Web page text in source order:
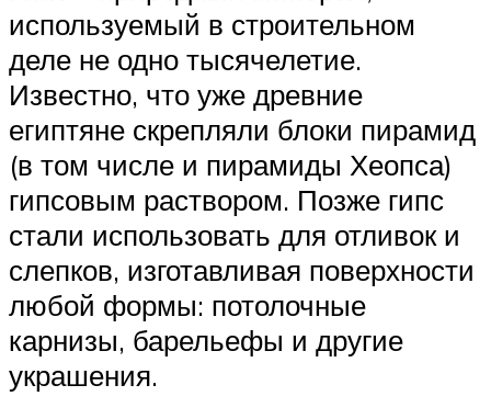
используемый в строительном
деле не одно тысячелетие.
Известно, что уже древние
египтяне скрепляли блоки пирамид
(в том числе и пирамиды Хеопса)
гипсовым раствором. Позже гипс
стали использовать для отливок и
слепков, изготавливая поверхности
любой формы: потолочные
карнизы, барельефы и другие
украшения.